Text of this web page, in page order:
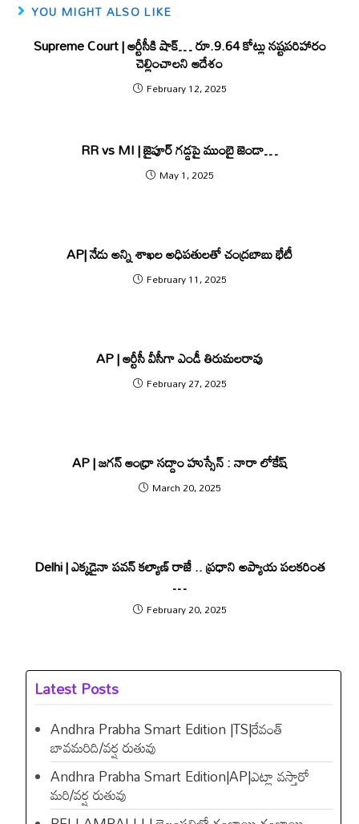
YOU MIGHT ALSO LIKE
Supreme Court | ఆర్టీసీకి షాక్… రూ.9.64 కోట్లు న‌ష్ట‌ప‌రిహారం
చెల్లించాలని ఆదేశం
February 12, 2025
RR vs MI | జైపూర్ గ‌డ్డ‌పై ముంబై జెండా…
May 1, 2025
AP| నేడు అన్ని శాఖల అధిపతులతో చంద్రబాబు భేటీ
February 11, 2025
AP | ఆర్టీసీ వీసీగా ఎండీ తిరుమలరావు
February 27, 2025
AP | జగన్ ఆంధ్రా సద్దాం హుస్సేన్ : నారా లోకేష్
March 20, 2025
Delhi | ఎక్కడైనా పవన్ కల్యాణ్ రాజే .. ప్ర‌ధాని అప్యాయ ప‌ల‌క‌రింత
…
February 20, 2025
Latest Posts
Andhra Prabha Smart Edition |TS|రేవంత్​
బావమరిది/వర్ష రుతువు
Andhra Prabha Smart Edition|AP|ఎట్లా వస్తారో
మరి/వర్ష రుతువు